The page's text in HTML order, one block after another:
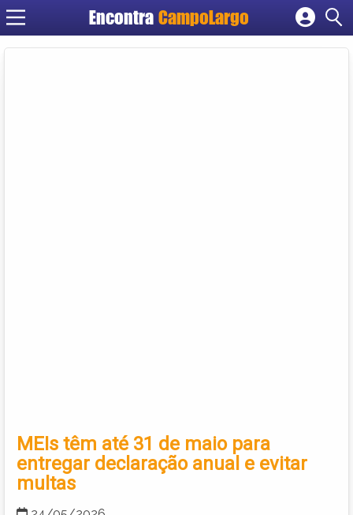
Encontra CampoLargo
Cadastrar empresa
MEIs têm até 31 de maio para
entregar declaração anual e evitar
multas